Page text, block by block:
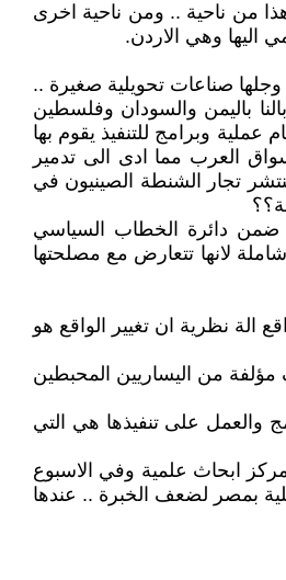
من ناحية .. ومن ناحية اخرى
اليها وهي الاردن.
بالناتج القومي الاجمالي لا تتجاوز 3 بالمائة .. وان مساهمة قطاع الصناعة 16 بالمائة فقط وجلها صناعات تحويلية صغيرة ..
باليمن والسودان وفلسطين
وبرامج للتنفيذ يقوم بها
العرب مما ادى الى تدمير
ان تبلغ صادرات الاردن من الصين 6ر1 مليار دولار في سنة 2010. اليس معيبا ان ينتشر تجار الشنطة الصينيون في
ضمن دائرة الخطاب السياسي
لانها تتعارض مع مصلحتها
الة نظرية ان تغيير الواقع هو
مؤلفة من اليساريين المحبطين
والعمل على تنفيذها هي التي
صديق تجاوز سن الياس النضالي عندما ذكرت امامه بعضا من الشان الفلسطيني .. وهل تظن اننا سنعود يوما .. قلت له عندما يصبح لدينا 200 مركز ابحاث علمية وفي الاسبوع
حقول الاسماعيلية بمصر لضعف الخبرة .. عندها